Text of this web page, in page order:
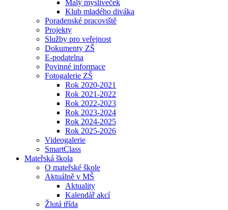
Malý mysliveček
Klub mladého diváka
Poradenské pracoviště
Projekty
Služby pro veřejnost
Dokumenty ZŠ
E-podatelna
Povinné informace
Fotogalerie ZŠ
Rok 2020-2021
Rok 2021-2022
Rok 2022-2023
Rok 2023-2024
Rok 2024-2025
Rok 2025-2026
Videogalerie
SmartClass
Mateřská škola
O mateřské škole
Aktuálně v MŠ
Aktuality
Kalendář akcí
Žlutá třída